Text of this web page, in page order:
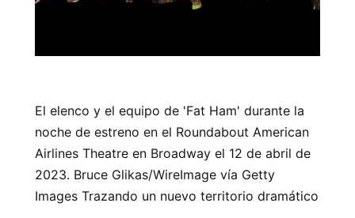
El elenco y el equipo de 'Fat Ham' durante la
noche de estreno en el Roundabout American
Airlines Theatre en Broadway el 12 de abril de
2023. Bruce Glikas/WireImage vía Getty
Images Trazando un nuevo territorio dramático